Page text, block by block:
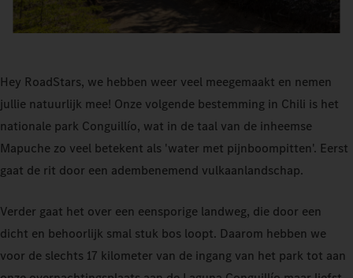
Hey RoadStars, we hebben weer veel meegemaakt en nemen
jullie natuurlijk mee! Onze volgende bestemming in Chili is het
nationale park Conguillío, wat in de taal van de inheemse
Mapuche zo veel betekent als 'water met pijnboompitten'. Eerst
gaat de rit door een adembenemend vulkaanlandschap.
Verder gaat het over een eensporige landweg, die door een
dicht en behoorlijk smal stuk bos loopt. Daarom hebben we
voor de slechts 17 kilometer van de ingang van het park tot aan